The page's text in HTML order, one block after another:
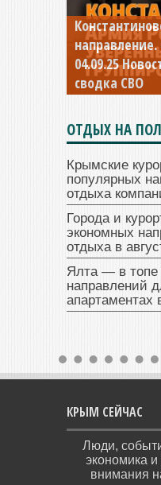
04.09.25
сводка СВО
ОТДЫХ НА
Крымские
популярных
отдыха
Города и
экономных
отдыха в
Ялта — в топе
направлений
апартаментах
КРЫМ СЕЙЧАС
Люди,
экономика и
внимания